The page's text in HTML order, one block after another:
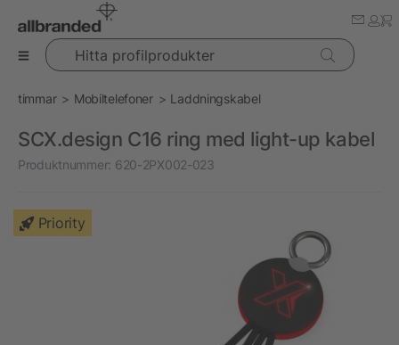
Hitta profilprodukter
timmar Mobiltelefoner Laddningskabel
SCX.design C16 ring med light-up kabel
Produktnummer: 620-2PX002-023
Priority